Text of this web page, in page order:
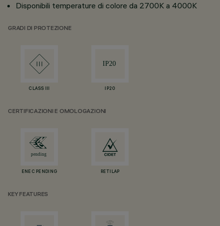
Disponibili temperature di colore da 2700K a 4000K
GRADI DI PROTEZIONE
CLASS III IP20
CERTIFICAZIONI E OMOLOGAZIONI
ENEC PENDING RETILAP
KEY FEATURES